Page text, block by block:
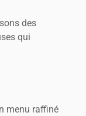
des
qui
menu raffiné